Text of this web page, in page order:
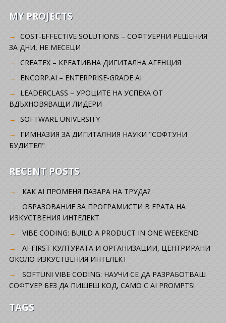
MY PROJECTS
COST-EFFECTIVE SOLUTIONS – СОФТУЕРНИ РЕШЕНИЯ
ЗА ДНИ, НЕ МЕСЕЦИ
CREATEX – КРЕАТИВНА ДИГИТАЛНА АГЕНЦИЯ
ENCORP.AI – ENTERPRISE-GRADE AI
LEADERCLASS – УРОЦИТЕ НА УСПЕХА ОТ
ВДЪХНОВЯВАЩИ ЛИДЕРИ
SOFTWARE UNIVERSITY
ГИМНАЗИЯ ЗА ДИГИТАЛНИЯ НАУКИ "СОФТУНИ
БУДИТЕЛ"
RECENT POSTS
КАК AI ПРОМЕНЯ ПАЗАРА НА ТРУДА?
ОБРАЗОВАНИЕ ЗА ПРОГРАМИСТИ В ЕРАТА НА
ИЗКУСТВЕНИЯ ИНТЕЛЕКТ
VIBE CODING: BUILD A PRODUCT IN ONE WEEKEND
AI-FIRST КУЛТУРАТА И ОРГАНИЗАЦИИ, ЦЕНТРИРАНИ
ОКОЛО ИЗКУСТВЕНИЯ ИНТЕЛЕКТ
SOFTUNI VIBE CODING: НАУЧИ СЕ ДА РАЗРАБОТВАШ
СОФТУЕР БЕЗ ДА ПИШЕШ КОД, САМО С AI PROMPTS!
TAGS